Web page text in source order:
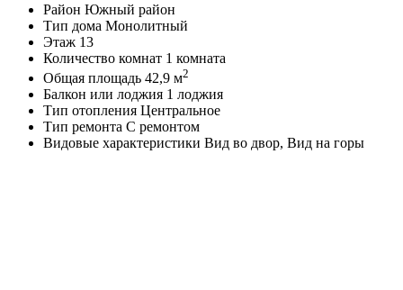
Район Южный район
Тип дома Монолитный
Этаж 13
Количество комнат 1 комната
Общая площадь 42,9 м2
Балкон или лоджия 1 лоджия
Тип отопления Центральное
Тип ремонта С ремонтом
Видовые характеристики Вид во двор, Вид на горы